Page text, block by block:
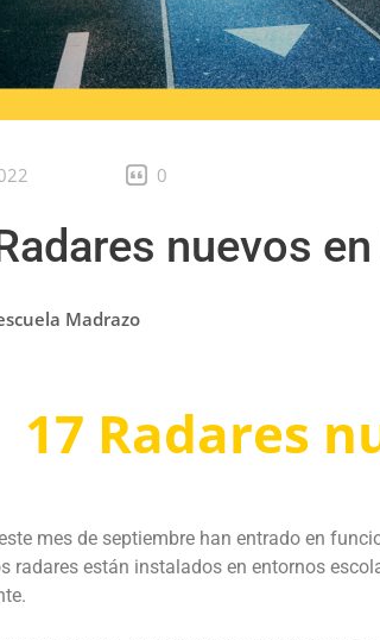
0
nuevos
Madrazo
17 Radares
mes de septiembre han entrado en
radares están instalados en entornos